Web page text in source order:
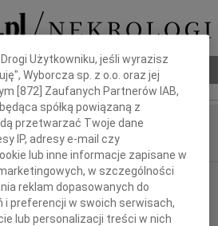
pogrzebowy
Wyrzykowska
Użytkowniku, jeśli wyrazisz
Wyborcza sp. z o.o. oraz jej
[872 ] Zaufanych Partnerów IAB,
spółką powiązaną z
przetwarzać Twoje dane
IP, adresy e-mail czy
lub inne informacje zapisane w
w szczególności
reklam dopasowanych do
preferencji w swoich serwisach,
lub personalizacji treści w nich